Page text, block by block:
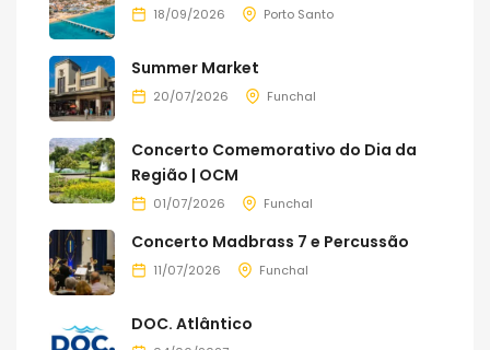
18/09/2026 Porto Santo
Summer Market
20/07/2026 Funchal
Concerto Comemorativo do Dia da
Região | OCM
01/07/2026 Funchal
Concerto Madbrass 7 e Percussão
11/07/2026 Funchal
DOC. Atlântico